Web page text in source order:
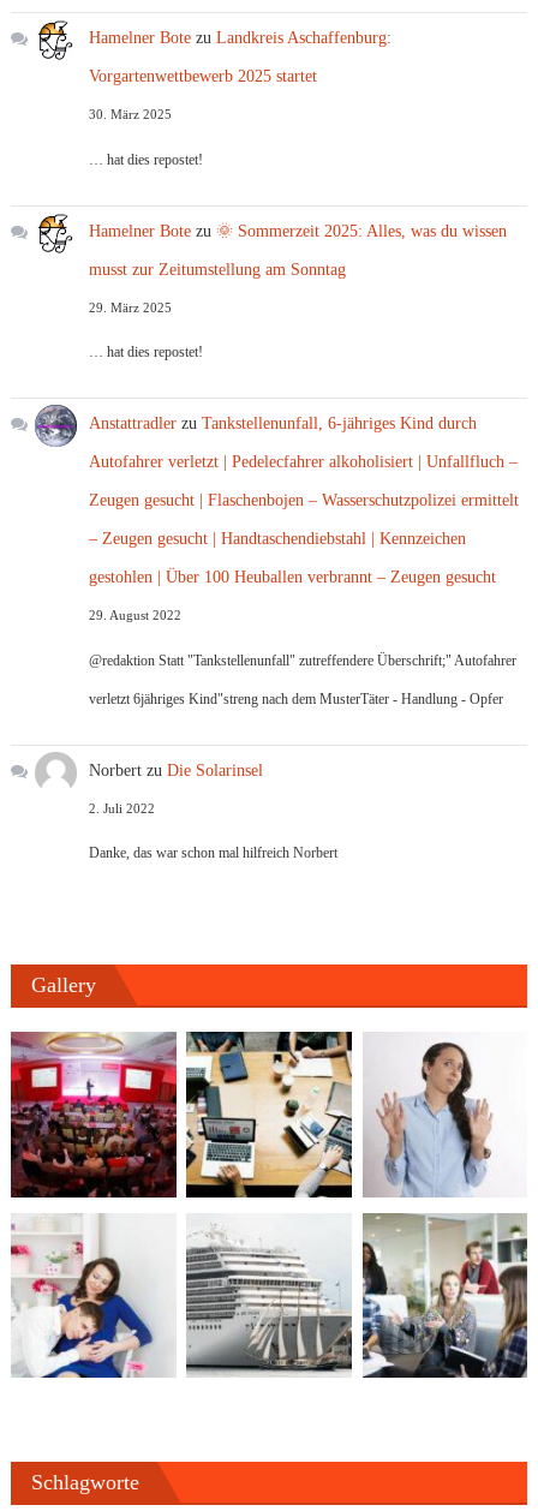
Hamelner Bote zuLandkreis Aschaffenburg:
Vorgartenwettbewerb 2025 startet
30. März 2025
… hat dies repostet!
Hamelner Bote zu🌞 Sommerzeit 2025: Alles, was du wissen
musst zur Zeitumstellung am Sonntag
29. März 2025
… hat dies repostet!
Anstattradler zuTankstellenunfall, 6-jähriges Kind durch
Autofahrer verletzt | Pedelecfahrer alkoholisiert | Unfallfluch –
Zeugen gesucht | Flaschenbojen – Wasserschutzpolizei ermittelt
– Zeugen gesucht | Handtaschendiebstahl | Kennzeichen
gestohlen | Über 100 Heuballen verbrannt – Zeugen gesucht
29. August 2022
@redaktion Statt "Tankstellenunfall" zutreffendere Überschrift;" Autofahrer
verletzt 6jähriges Kind"streng nach dem MusterTäter - Handlung - Opfer
Norbert zuDie Solarinsel
2. Juli 2022
Danke, das war schon mal hilfreich Norbert
Gallery
Schlagworte